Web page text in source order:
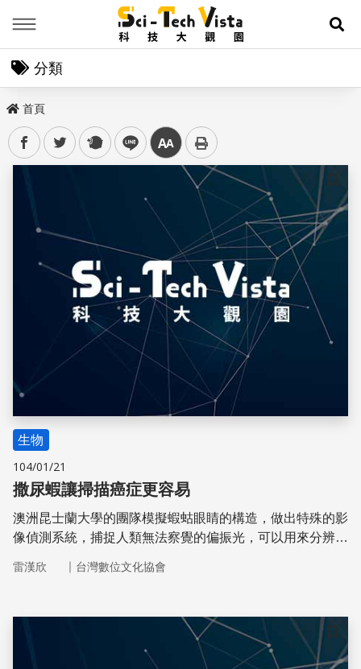
展
分類
首頁
facebooktwitter plurk line 中
儲存
生物
104/01/21
撒尿蝦讓掃描癌症更容易
澳洲昆士蘭大學的團隊模擬蝦蛄眼睛的構造，做出特殊的影
像偵測系統，捕捉人類無法察覺的偏振光，可以用來分辨腫
患可以自行在家掃描腫瘤，讓癌症的早期診斷更便利
雷漢欣 ｜ 台灣數位文化協會
儲存